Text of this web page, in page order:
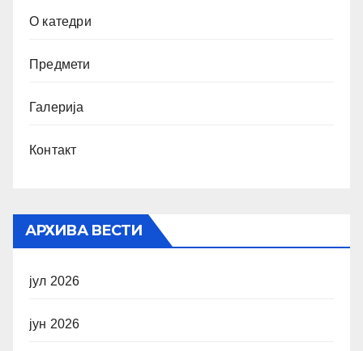
О катедри
Предмети
Галерија
Контакт
АРХИВА ВЕСТИ
јул 2026
јун 2026